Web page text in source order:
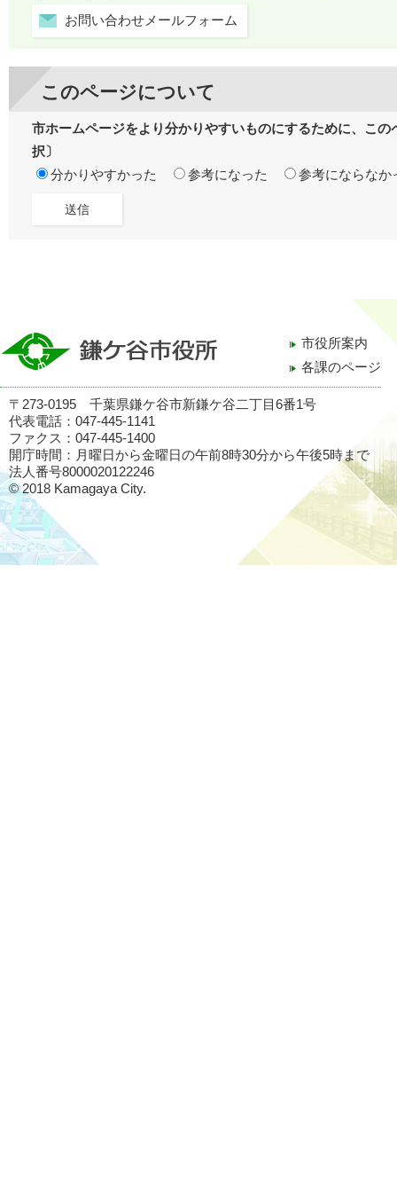
お問い合わせメールフォーム
このページについて
市ホームページをより分かりやすいものにするために、こ
択〕
分かりやすかった
参考になった 参考にならなか
市役所案内
各課のページ
〒273-0195 千葉県鎌ケ谷市新鎌ケ谷二丁目6番1号
代表電話：047-445-1141
ファクス：047-445-1400
開庁時間：月曜日から金曜日の午前8時30分から午後5時まで
法人番号8000020122246
© 2018 Kamagaya City.